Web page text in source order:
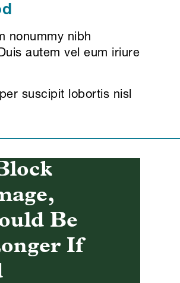
nonummy nibh
autem vel eum iriure
suscipit lobortis nisl
Be
If